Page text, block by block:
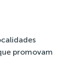
promovam